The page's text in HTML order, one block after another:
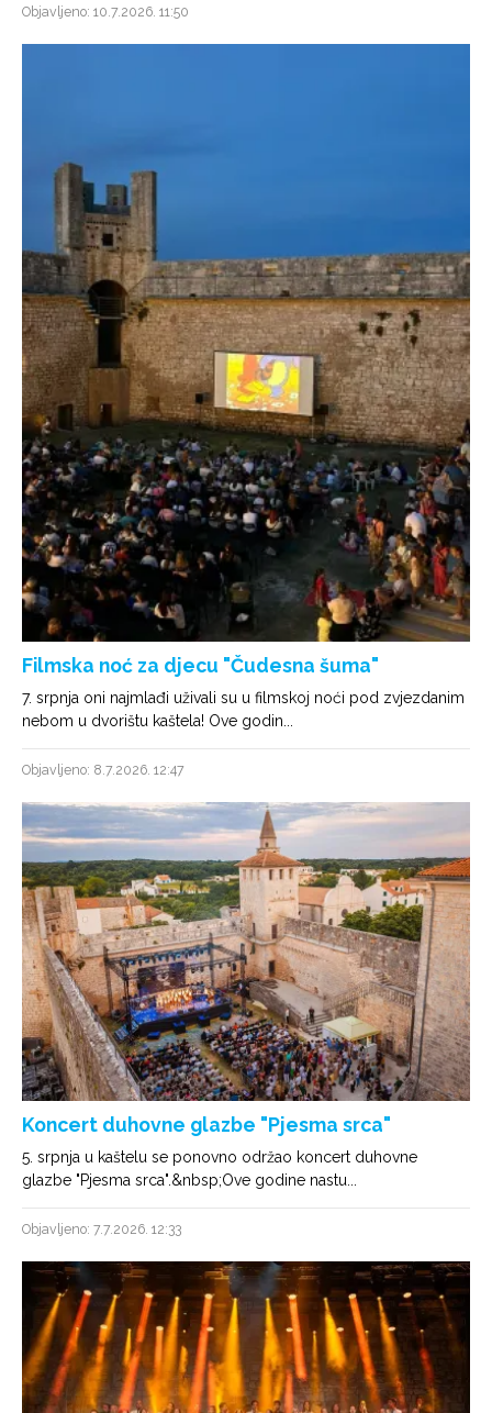
Objavljeno: 10.7.2026. 11:50
Filmska noć za djecu "Čudesna šuma"
7. srpnja oni najmlađi uživali su u filmskoj noći pod zvjezdanim
nebom u dvorištu kaštela! Ove godin...
Objavljeno: 8.7.2026. 12:47
Koncert duhovne glazbe "Pjesma srca"
5. srpnja u kaštelu se ponovno održao koncert duhovne
glazbe "Pjesma srca".&nbsp;Ove godine nastu...
Objavljeno: 7.7.2026. 12:33